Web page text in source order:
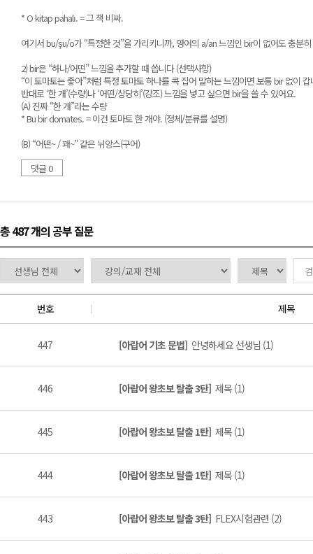
* O kitap pahalı. = 그 책 비싸.
여기서 bu/şu/o가 “특정한 것”을 가리키니까, 영어의 a/an 느낌인 bir이 없어도 충분
2) bir은 “하나/어떤” 느낌을 추가할 때 씁니다 (선택사항)
“이 토마토는 좋아”처럼 특정 토마토 하나를 콕 집어 말하는 느낌이면 보통 bir 없이 갑
반대로 ‘한 개’(수량)나 ‘어떤/상당히’(강조) 느낌을 넣고 싶으면 bir을 쓸 수 있어요.
(A) 진짜 “한 개”라는 수량
* Bu bir domates. = 이건 토마토 한 개야. (정체/분류를 설명)
(B) “어떤~ / 꽤~” 같은 뉘앙스(구어)
댓글 0
총 487 개의 공부 질문
번호 제목
447 [아랍어 기초 문법] 안녕하세요 선생님 (1)
446 [아랍어 왕초보 탈출 3탄] 제목 (1)
445 [아랍어 왕초보 탈출 1탄] 제목 (1)
444 [아랍어 왕초보 탈출 1탄] 제목 (1)
443 [아랍어 왕초보 탈출 3탄] FLEX시험관련 (2)